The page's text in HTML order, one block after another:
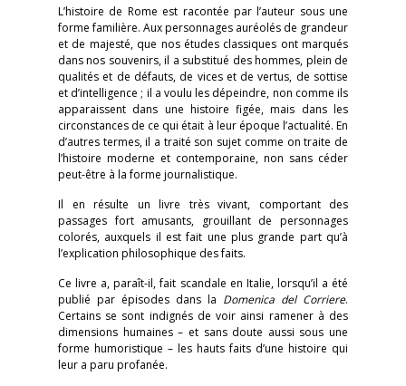
L’histoire de Rome est racontée par l’auteur sous une
forme familière. Aux personnages auréolés de grandeur
et de majesté, que nos études classiques ont marqués
dans nos souvenirs, il a substitué des hommes, plein de
qualités et de défauts, de vices et de vertus, de sottise
et d’intelligence ; il a voulu les dépeindre, non comme ils
apparaissent dans une histoire figée, mais dans les
circonstances de ce qui était à leur époque l’actualité. En
d’autres termes, il a traité son sujet comme on traite de
l’histoire moderne et contemporaine, non sans céder
peut-être à la forme journalistique.
Il en résulte un livre très vivant, comportant des
passages fort amusants, grouillant de personnages
colorés, auxquels il est fait une plus grande part qu’à
l’explication philosophique des faits.
Ce livre a, paraît-il, fait scandale en Italie, lorsqu’il a été
publié par épisodes dans la Domenica del Corriere.
Certains se sont indignés de voir ainsi ramener à des
dimensions humaines – et sans doute aussi sous une
forme humoristique – les hauts faits d’une histoire qui
leur a paru profanée.